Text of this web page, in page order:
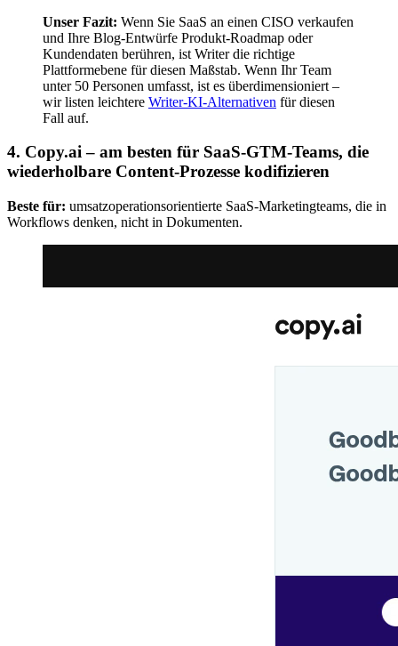
Unser Fazit: Wenn Sie SaaS an einen CISO verkaufen
und Ihre Blog-Entwürfe Produkt-Roadmap oder
Kundendaten berühren, ist Writer die richtige
Plattformebene für diesen Maßstab. Wenn Ihr Team
unter 50 Personen umfasst, ist es überdimensioniert –
wir listen leichtere Writer-KI-Alternativen für diesen
Fall auf.
4. Copy.ai – am besten für SaaS-GTM-Teams, die
wiederholbare Content-Prozesse kodifizieren
Beste für: umsatzoperationsorientierte SaaS-Marketingteams, die in
Workflows denken, nicht in Dokumenten.